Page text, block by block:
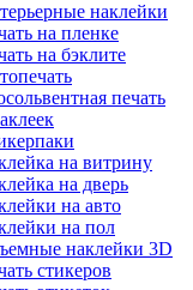
наклейки
на пленке
на бэклите
печать
на витрину
на дверь
на авто
на пол
наклейки 3D
стикеров